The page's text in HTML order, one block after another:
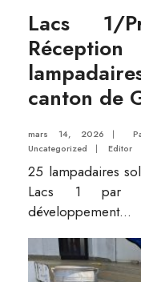
Lacs 1/
canton de
mars 14, 2026 |
Uncategorized
| Editor
25 lampadaires
Lacs 1 par
développement...